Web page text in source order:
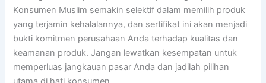
Konsumen Muslim semakin selektif dalam memilih produk
yang terjamin kehalalannya, dan sertifikat ini akan menjadi
bukti komitmen perusahaan Anda terhadap kualitas dan
keamanan produk. Jangan lewatkan kesempatan untuk
memperluas jangkauan pasar Anda dan jadilah pilihan